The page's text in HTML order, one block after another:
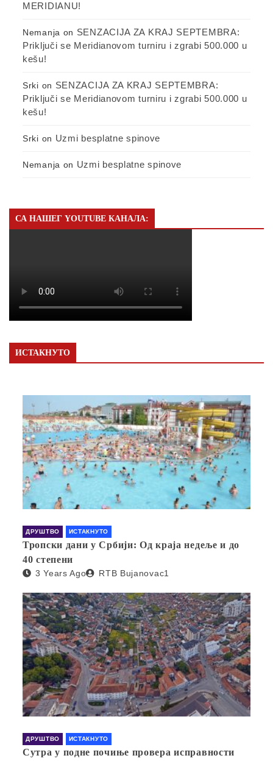
MERIDIANU!
Nemanja on SENZACIJA ZA KRAJ SEPTEMBRA:
Priključi se Meridianovom turniru i zgrabi 500.000 u
kešu!
Srki on SENZACIJA ZA KRAJ SEPTEMBRA:
Priključi se Meridianovom turniru i zgrabi 500.000 u
kešu!
Srki on Uzmi besplatne spinove
Nemanja on Uzmi besplatne spinove
СА НАШЕГ YOUTUBE КАНАЛА:
ИСТАКНУТО
ДРУШТВО ИСТАКНУТО
Тропски дани у Србији: Од краја недеље и до
40 степени
3 Years Ago RTB Bujanovac1
ДРУШТВО ИСТАКНУТО
Сутра у подне почиње провера исправности